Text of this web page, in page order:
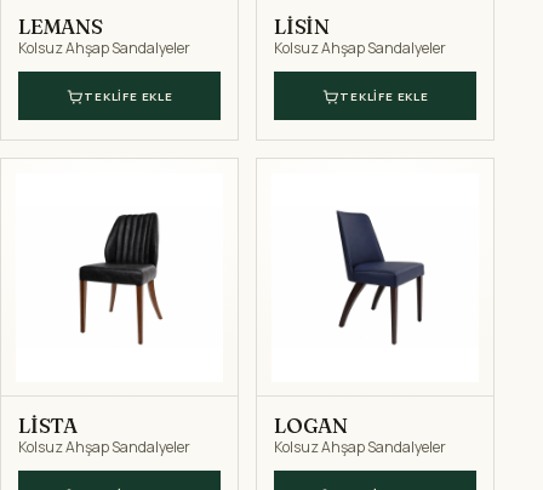
LEMANS
Kolsuz Ahşap Sandalyeler
TEKLIFE EKLE
LİSİN
Kolsuz Ahşap Sandalyeler
TEKLIFE EKLE
LİSTA
Kolsuz Ahşap Sandalyeler
LOGAN
Kolsuz Ahşap Sandalyeler